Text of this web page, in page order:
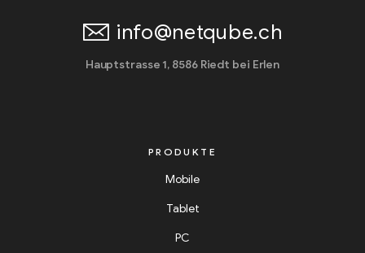
info@netqube.ch
Hauptstrasse 1, 8586 Riedt bei Erlen
PRODUKTE
Mobile
Tablet
PC